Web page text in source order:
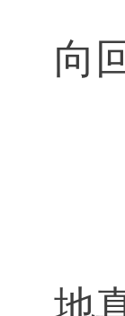
向
地